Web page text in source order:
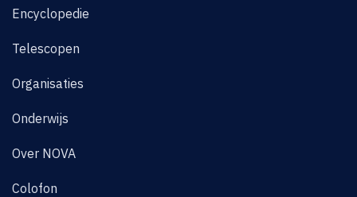
Encyclopedie
Telescopen
Organisaties
Onderwijs
Over NOVA
Colofon